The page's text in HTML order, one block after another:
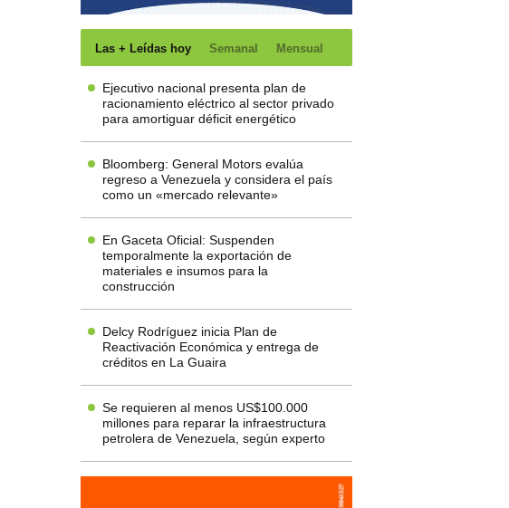
Las + Leídas hoy Semanal Mensual
Ejecutivo nacional presenta plan de
racionamiento eléctrico al sector privado
para amortiguar déficit energético
Bloomberg: General Motors evalúa
regreso a Venezuela y considera el país
como un «mercado relevante»
En Gaceta Oficial: Suspenden
temporalmente la exportación de
materiales e insumos para la
construcción
Delcy Rodríguez inicia Plan de
Reactivación Económica y entrega de
créditos en La Guaira
Se requieren al menos US$100.000
millones para reparar la infraestructura
petrolera de Venezuela, según experto